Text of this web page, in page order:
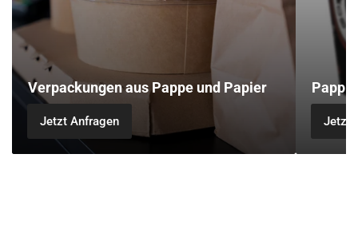
Verpackungen aus Pappe und Papier
Jetzt Anfragen Jetzt